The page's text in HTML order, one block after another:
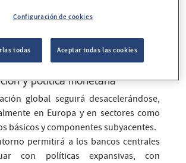
global se mantenga resiliente,
signos de relativa debilidad.
y política monetaria
global seguirá desacelerándose,
en Europa y en sectores como
básicos y componentes subyacentes.
permitirá a los bancos centrales
con políticas expansivas, con
Configuración de cookies
todas Aceptar todas las cookies